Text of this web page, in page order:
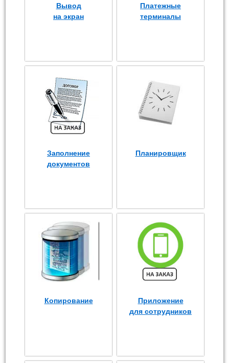
Вывод
на экран
Платежные
терминалы
Заполнение
документов
Планировщик
Копирование
Приложение
для сотрудников